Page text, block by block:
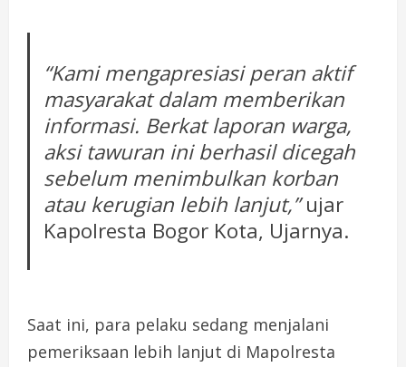
“Kami mengapresiasi peran aktif
masyarakat dalam memberikan
informasi. Berkat laporan warga,
aksi tawuran ini berhasil dicegah
sebelum menimbulkan korban
atau kerugian lebih lanjut,”ujar
Kapolresta Bogor Kota, Ujarnya.
Saat ini, para pelaku sedang menjalani
pemeriksaan lebih lanjut di Mapolresta